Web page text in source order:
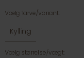
Vælg farve/variant:
Kylling
Vælg størrelse/vægt: